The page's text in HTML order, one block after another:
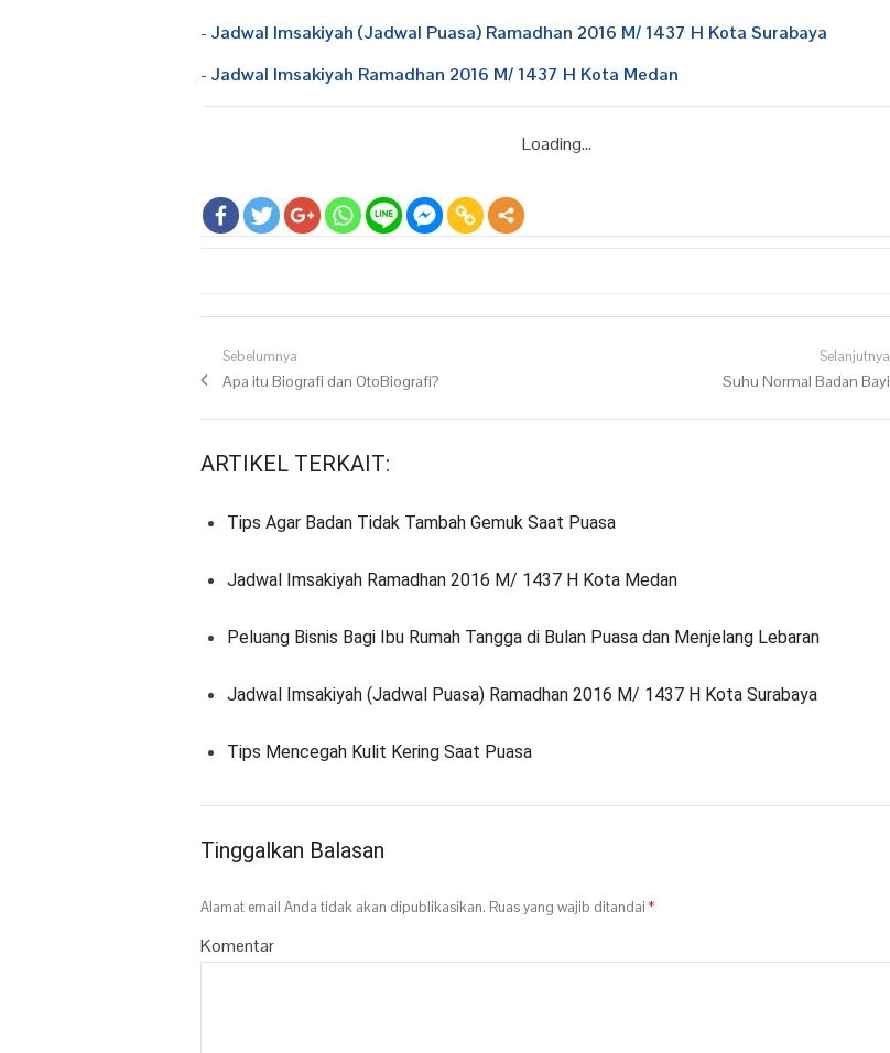
- Jadwal Imsakiyah (Jadwal Puasa) Ramadhan 2016 M/ 1437 H Kota Surabaya
- Jadwal Imsakiyah Ramadhan 2016 M/ 1437 H Kota Medan
Loading...
Navigasi pos
Sebelumnya
Previous post:
Apa itu Biografi dan OtoBiografi?
Selanjutnya
Next post:
Suhu Normal Badan Bayi
ARTIKEL TERKAIT:
Tips Agar Badan Tidak Tambah Gemuk Saat Puasa
Jadwal Imsakiyah Ramadhan 2016 M/ 1437 H Kota Medan
Peluang Bisnis Bagi Ibu Rumah Tangga di Bulan Puasa dan Menjelang Lebaran
Jadwal Imsakiyah (Jadwal Puasa) Ramadhan 2016 M/ 1437 H Kota Surabaya
Tips Mencegah Kulit Kering Saat Puasa
Tinggalkan Balasan
Alamat email Anda tidak akan dipublikasikan. Ruas yang wajib ditandai*
Komentar